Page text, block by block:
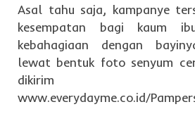
Asal tahu saja, kampanye
kesempatan bagi kaum
kebahagiaan dengan
lewat bentuk foto senyum
dikirim
www.everydayme.co.id/